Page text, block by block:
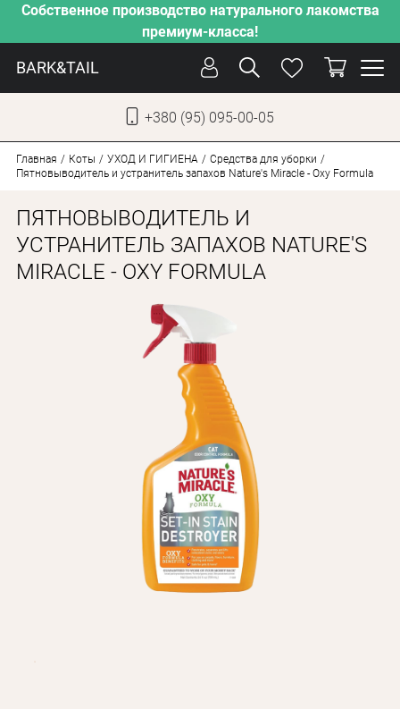
Собственное производство натурального лакомства
премиум-класса!
BARK&TAIL
+380 (95) 095-00-05
УХОД
ЗАБОТА
ОТ ЖАРЫ
НОВИНКИ
АКЦИИ
ДЛЯ СОБАК
Оплата и доставка
Программа лояльности
О Нас
Оптовым клиентам
Контакты
+380 (95) 095-00-05
Главная Коты УХОД И ГИГИЕНА
Средства для уборки
Пятновыводитель и устранитель запахов Nature's Miracle - Oxy Formula
ПЯТНОВЫВОДИТЕЛЬ И
УСТРАНИТЕЛЬ ЗАПАХОВ NATURE'S
MIRACLE - OXY FORMULA